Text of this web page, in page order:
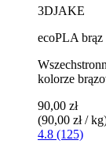
3DJAKE
ecoPLA brąz
kolorze
90,00 zł
(90,00 zł /
4.8 (125)